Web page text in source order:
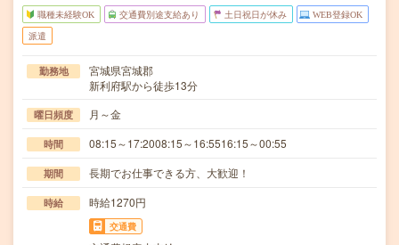
職種未経験OK 交通費別途支給あり 土日祝日が休み WEB登録OK
派遣
勤務地
宮城県宮城郡
新利府駅から徒歩13分
曜日頻度 月～金
時間 08:15～17:2008:15～16:5516:15～00:55
期間 長期でお仕事できる方、大歓迎！
時給 時給1270円
交通費